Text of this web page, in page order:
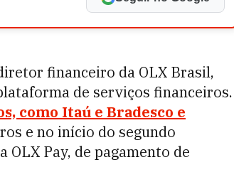
financeiro da OLX Brasil,
de serviços financeiros.
como Itaú e Bradesco e
e no início do segundo
Pay, de pagamento de